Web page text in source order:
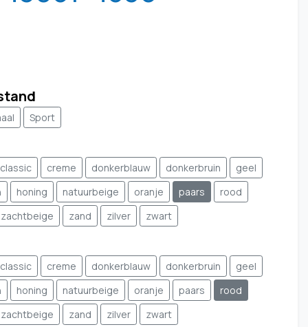
Sport
classic creme donkerblauw donkerbruin
geel
honing natuurbeige oranje paars
rood
zachtbeige
zand zilver zwart
classic creme donkerblauw donkerbruin
geel
honing natuurbeige oranje paars
rood
zachtbeige
zand zilver zwart